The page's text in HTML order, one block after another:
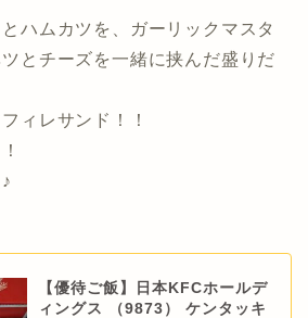
ハムカツを、ガーリックマスタ
とチーズを一緒に挟んだ盛りだ
ィレサンド！！
【優待ご飯】日本KFCホールデ
ィングス （9873） ケンタッキ